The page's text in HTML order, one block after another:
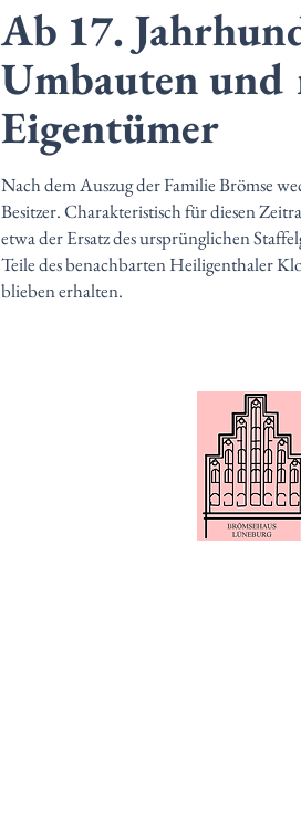
Ab 17.
Umbauten und
Eigentümer
Nach dem Auszug der Familie Brömse
Besitzer. Charakteristisch für diesen
etwa der Ersatz des ursprünglichen
Teile des benachbarten Heiligenthaler
blieben erhalten.